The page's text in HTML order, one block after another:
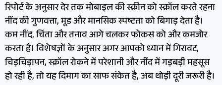
रिपोर्ट के अनुसार देर तक मोबाइल की स्क्रीन को स्क्रॉल करते रहना
नींद की गुणवत्ता, मूड और मानसिक स्पष्टता को बिगाड़ देता है।
कम नींद, चिंता और तनाव आगे चलकर फोकस को और कमजोर
करता है। विशेषज्ञों के अनुसार अगर आपको ध्यान में गिरावट,
चिड़चिड़ापन, स्क्रॉल रोकने में परेशानी और नींद में गड़बड़ी महसूस
हो रही है, तो यह दिमाग का साफ संकेत है, अब थोड़ी दूरी जरूरी है।